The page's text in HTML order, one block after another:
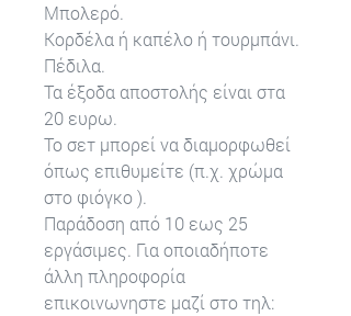
Μπολερό.
Κορδέλα ή καπέλο ή τουρμπάνι.
Πέδιλα.
Τα έξοδα αποστολής είναι στα
20 ευρω.
Το σετ μπορεί να διαμορφωθεί
όπως επιθυμείτε (π.χ. χρώμα
στο φιόγκο ).
Παράδοση από 10 εως 25
εργάσιμες. Για οποιαδήποτε
άλλη πληροφορία
επικοινωνηστε μαζί στο τηλ: